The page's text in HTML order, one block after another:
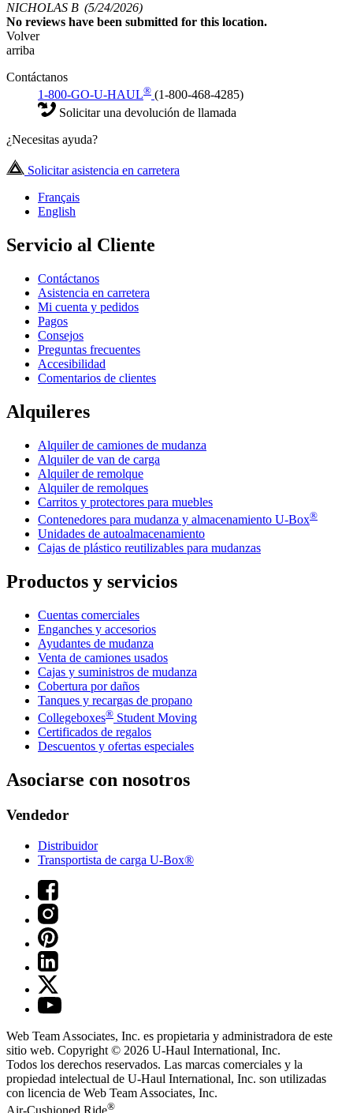
NICHOLAS B (5/24/2026)
No reviews have been submitted for this location.
Volver
arriba
Contáctanos
1-800-GO-U-HAUL® (1-800-468-4285)
Solicitar una devolución de llamada
¿Necesitas ayuda?
Solicitar asistencia en carretera
Français
English
Servicio al Cliente
Contáctanos
Asistencia en carretera
Mi cuenta y pedidos
Pagos
Consejos
Preguntas frecuentes
Accesibilidad
Comentarios de clientes
Alquileres
Alquiler de camiones de mudanza
Alquiler de van de carga
Alquiler de remolque
Alquiler de remolques
Carritos y protectores para muebles
Contenedores para mudanza y almacenamiento U-Box®
Unidades de autoalmacenamiento
Cajas de plástico reutilizables para mudanzas
Productos y servicios
Cuentas comerciales
Enganches y accesorios
Ayudantes de mudanza
Venta de camiones usados
Cajas y suministros de mudanza
Cobertura por daños
Tanques y recargas de propano
Collegeboxes® Student Moving
Certificados de regalos
Descuentos y ofertas especiales
Asociarse con nosotros
Vendedor
Distribuidor
Transportista de carga U-Box®
Web Team Associates, Inc. es propietaria y administradora de este
sitio web. Copyright © 2026 U-Haul International, Inc.
Todos los derechos reservados. Las marcas comerciales y la
propiedad intelectual de U-Haul International, Inc. son utilizadas
con licencia de Web Team Associates, Inc.
®